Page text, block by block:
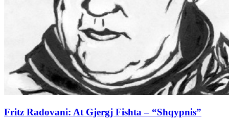
Fritz Radovani: At Gjergj Fishta – “Shqypnis”